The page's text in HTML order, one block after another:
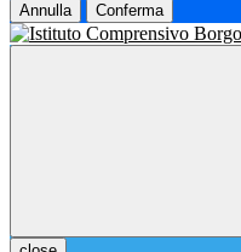
Annulla Conferma